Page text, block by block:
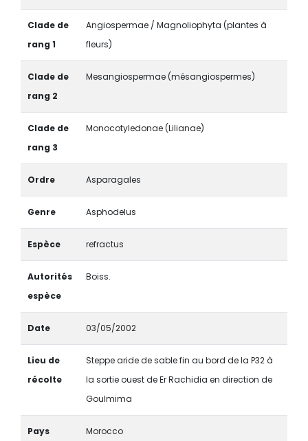
Clade de
rang 1
Angiospermae / Magnoliophyta (plantes à
fleurs)
Clade de
rang 2
Mesangiospermae (mésangiospermes)
Clade de
rang 3
Monocotyledonae (Lilianae)
Ordre Asparagales
Genre Asphodelus
Espèce refractus
Autorités
espèce
Boiss.
Date 03/05/2002
Lieu de
récolte
Steppe aride de sable fin au bord de la P32 à
la sortie ouest de Er Rachidia en direction de
Goulmima
Pays Morocco